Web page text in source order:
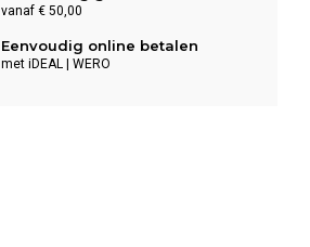
vanaf € 50,00
Eenvoudig online betalen
met iDEAL | WERO